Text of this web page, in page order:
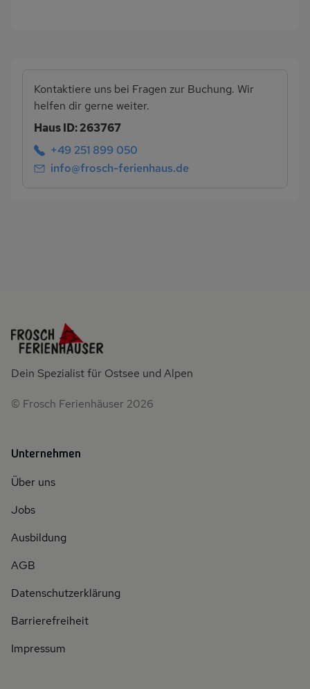
Kontaktiere uns bei Fragen zur Buchung. Wir
helfen dir gerne weiter.
Haus ID: 263767
+49 251 899 050
info@frosch-ferienhaus.de
Dein Spezialist für Ostsee und Alpen
© Frosch Ferienhäuser 2026
Unternehmen
Über uns
Jobs
Ausbildung
AGB
Datenschutzerklärung
Barrierefreiheit
Impressum